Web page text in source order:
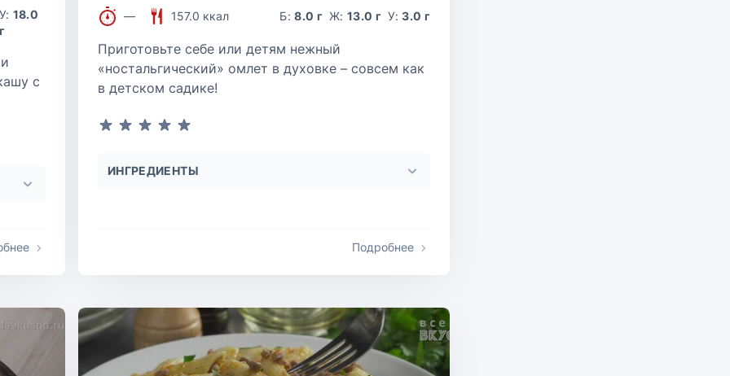
18.0
с
— 157.0 ккал Б:8.0 г Ж:13.0 г У:3.0 г
Приготовьте себе или детям нежный
«ностальгический» омлет в духовке – совсем как
в детском садике!
ИНГРЕДИЕНТЫ
Подробнее